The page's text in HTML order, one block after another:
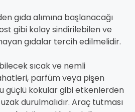
gıda alımına başlanacağı
gibi kolay sindirilebilen ve
gıdalar tercih edilmelidir.
sıcak ve nemli
parfüm veya pişen
güçlü kokular gibi etkenlerden
durulmalıdır. Araç tutması